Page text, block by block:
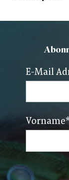
E-Mail
Vorname*